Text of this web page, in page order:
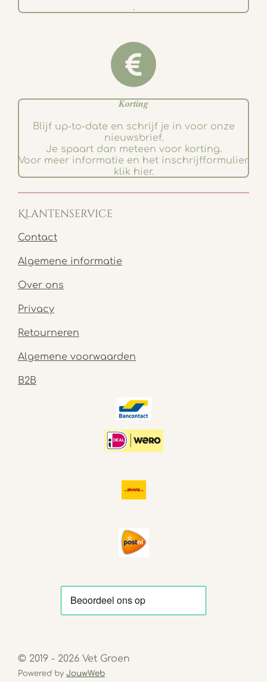
.
𝑲𝒐𝒓𝒕𝒊𝒏𝒈
Blijf up-to-date en schrijf je in voor onze
nieuwsbrief.
Je spaart dan meteen voor korting.
Voor meer informatie en het inschrijfformulier
klik hier.
Klantenservice
Contact
Algemene informatie
Over ons
Privacy
Retourneren
Algemene voorwaarden
B2B
© 2019 - 2026 Vet Groen
Powered by JouwWeb